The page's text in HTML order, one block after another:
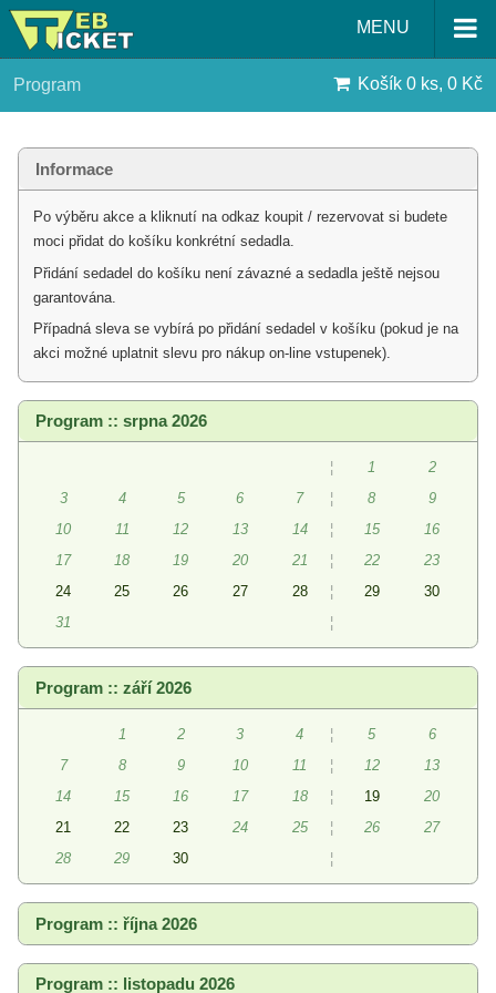
MENU
Program Košík 0 ks, 0 Kč
Informace
Po výběru akce a kliknutí na odkaz koupit / rezervovat si budete
moci přidat do košíku konkrétní sedadla.
Přidání sedadel do košíku není závazné a sedadla ještě nejsou
garantována.
Případná sleva se vybírá po přidání sedadel v košíku (pokud je na
akci možné uplatnit slevu pro nákup on-line vstupenek).
Program :: srpna 2026
¦ 1
2
3
4 5 6 7 ¦ 8
9
10
11 12 13 14 ¦ 15
16
17
18 19 20 21 ¦ 22
23
24
25 26 27 28 ¦ 29
30
31
¦
Program :: září 2026
1 2 3 4 ¦ 5
6
7
8 9 10 11 ¦ 12
13
14
15 16 17 18 ¦ 19
20
21
22 23 24 25 ¦ 26
27
28
29 30 ¦
Program :: října 2026
Program :: listopadu 2026